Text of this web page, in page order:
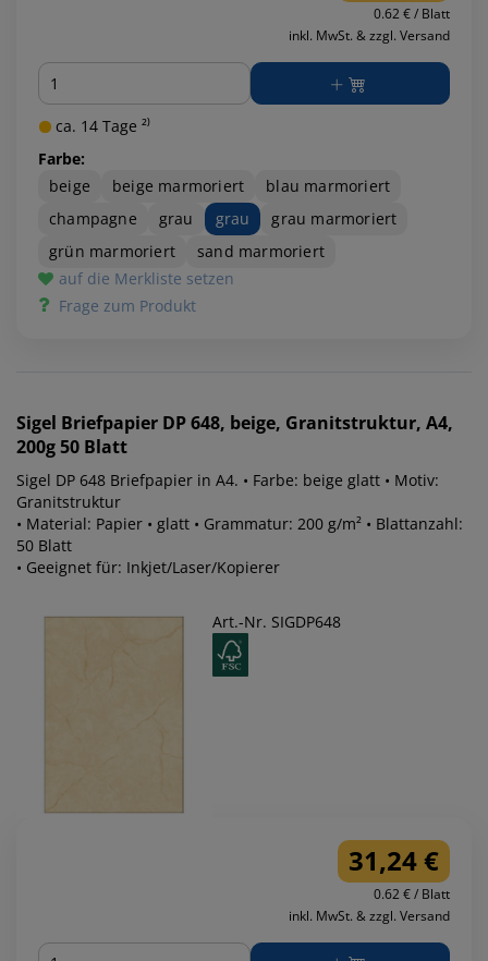
0.62 € / Blatt
inkl. MwSt. & zzgl. Versand
Menge
ca. 14 Tage ²⁾
Farbe:
beige
beige marmoriert
blau marmoriert
champagne
grau grau
grau marmoriert
grün marmoriert
sand marmoriert
auf die Merkliste setzen
Frage zum Produkt
Sigel Briefpapier DP 648, beige, Granitstruktur, A4,
200g 50 Blatt
Sigel DP 648 Briefpapier in A4. • Farbe: beige glatt • Motiv:
Granitstruktur
• Material: Papier • glatt • Grammatur: 200 g/m² • Blattanzahl:
50 Blatt
• Geeignet für: Inkjet/Laser/Kopierer
Art.-Nr. SIGDP648
31,24 €
0.62 € / Blatt
inkl. MwSt. & zzgl. Versand
Menge